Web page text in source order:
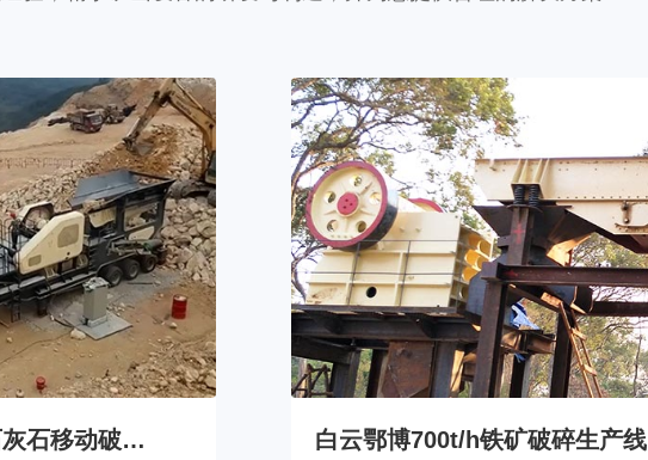
山西300-400t/h石灰石移动破碎机生产线 白云鄂博700t/h铁矿破碎生产线